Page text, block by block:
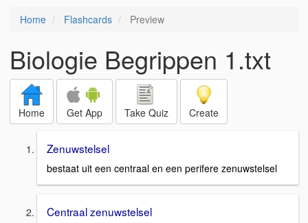
Home Flashcards Preview
Biologie Begrippen 1.txt
Home Get App Take Quiz Create
Zenuwstelsel
bestaat uit een centraal en een perifere zenuwstelsel
Centraal zenuwstelsel